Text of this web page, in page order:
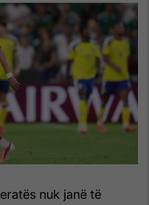
nuk janë të